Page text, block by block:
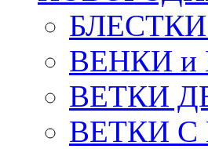
ВЕНКИ
ВЕТКИ
ВЕТКИ С